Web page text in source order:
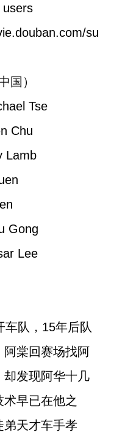
su
）
Tse
Lee
队，15年后队
阿棠回赛场找阿
却发现阿华十几
早已在他之
弟天才车手孝